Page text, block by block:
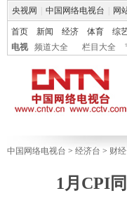
央视网 中国网络电视台 网
首页 新闻 经济 体育 综
电视
频道大全 栏目大全
中国网络电视台 > 经济台 > 财
1月CPI